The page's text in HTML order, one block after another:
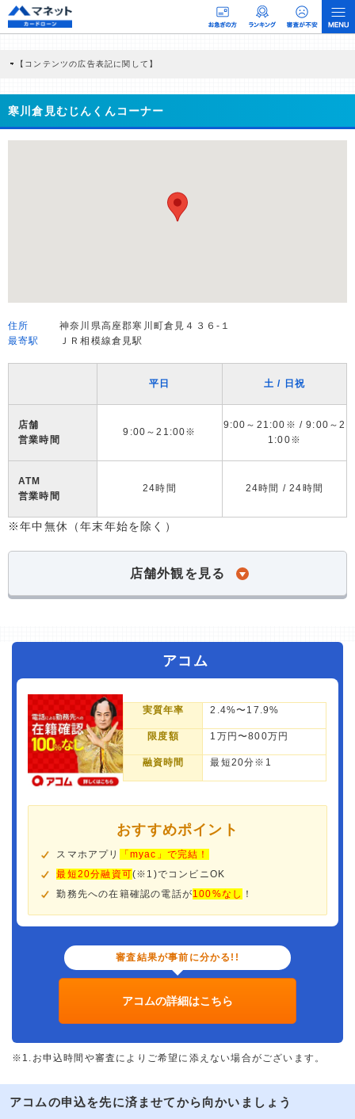
【コンテンツの広告表記に関して】
商品を根拠なくPRするものではなく、当編集部の調査／ユーザーへの口コミ収集な
どに基づき、公平性を担保した情報提供を行っています。
>提携企業一覧
寒川倉見むじんくんコーナー
住所
神奈川県高座郡寒川町倉見４３６-１
最寄駅
ＪＲ相模線倉見駅
平日 土 / 日祝
店舗
営業時間
9:00～21:00※
9:00～21:00※ / 9:00～2
1:00※
ATM
営業時間
24時間 24時間 / 24時間
※年中無休（年末年始を除く）
店舗外観を見る
アコム
実質年率 2.4%〜17.9%
限度額 1万円〜800万円
融資時間 最短20分※1
おすすめポイント
スマホアプリ
「myac」で完結！
最短20分融資可(※1)でコンビニOK
勤務先への在籍確認の電話が100%なし ！
審査結果が事前に分かる!!
アコムの詳細はこちら
※1.お申込時間や審査によりご希望に添えない場合がございます。
アコムの申込を先に済ませてから向かいましょう